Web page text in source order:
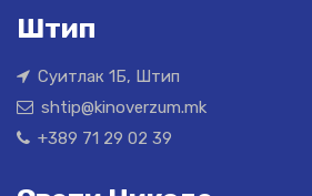
Штип
Суитлак 1Б, Штип
shtip@kinoverzum.mk
+389 71 29 02 39